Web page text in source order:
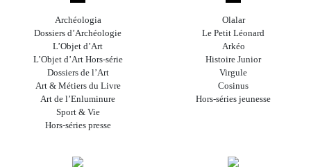
Archéologia
Dossiers d’Archéologie
L’Objet d’Art
L’Objet d’Art Hors-série
Dossiers de l’Art
Art & Métiers du Livre
Art de l’Enluminure
Sport & Vie
Hors-séries presse
Olalar
Le Petit Léonard
Arkéo
Histoire Junior
Virgule
Cosinus
Hors-séries jeunesse